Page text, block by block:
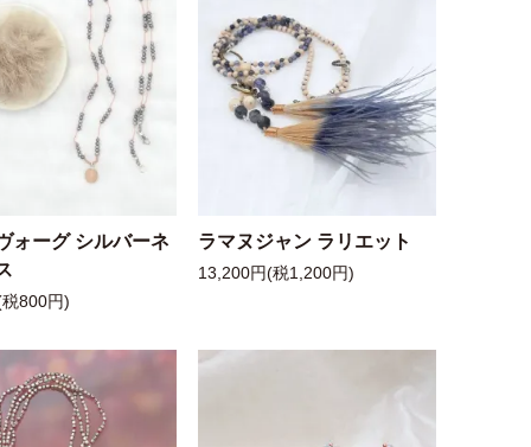
ォーグ シルバーネ
800円)
ラマヌジャン ラリエット
13,200円(税1,200円)